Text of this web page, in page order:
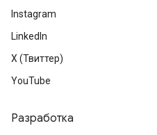
Instagram
LinkedIn
X (Твиттер)
YouTube
Разработка